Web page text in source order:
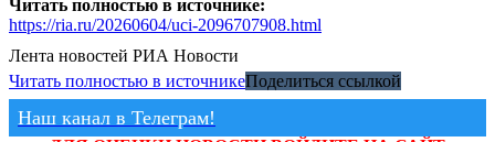
Читать полностью в источнике:
https://ria.ru/20260604/uci-2096707908.html
Лента новостей РИА Новости
Читать полностью в источникеПоделиться ссылкой
Наш канал в Телеграм!